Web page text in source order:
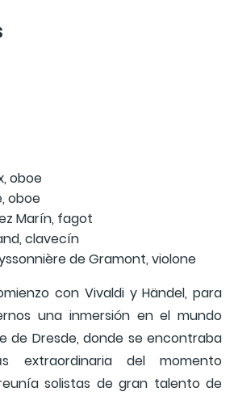
oboe
oboe
Marín, fagot
clavecín
de Gramont, violone
con Vivaldi y Händel, para
una inmersión en el mundo
de Dresde, donde se encontraba
extraordinaria del momento
solistas de gran talento de